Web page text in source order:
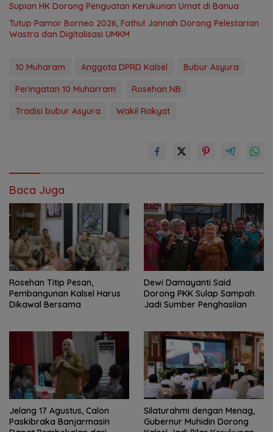
Supian HK Dorong Penguatan Kerukunan Umat di Banua
Tutup Pamor Borneo 2026, Fathul Jannah Dorong Pelestarian
Wastra dan Digitalisasi UMKM
10 Muharam Anggota DPRD Kalsel
Bubur Asyura
Peringatan 10 Muharram
Rosehan NB
Tradisi bubur Asyura
Wakil Rakyat
Baca Juga
Rosehan Titip Pesan,
Pembangunan Kalsel Harus
Dikawal Bersama
Dewi Damayanti Said
Dorong PKK Sulap Sampah
Jadi Sumber Penghasilan
Jelang 17 Agustus, Calon
Paskibraka Banjarmasin
Silaturahmi dengan Menag,
Gubernur Muhidin Dorong